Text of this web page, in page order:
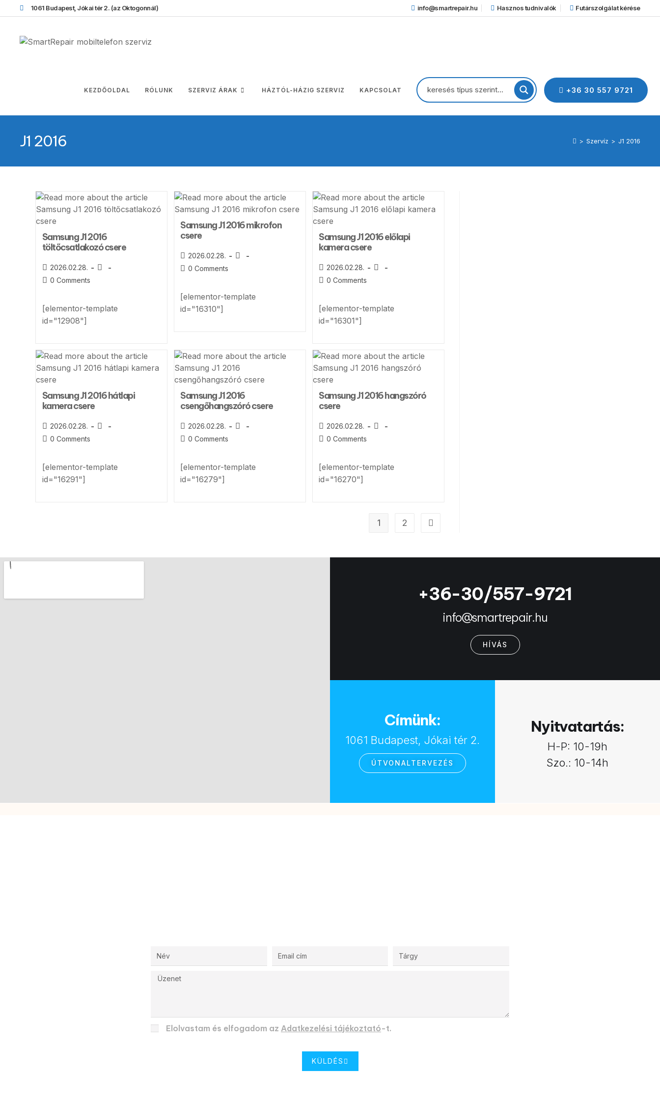
1061 Budapest, Jókai tér 2. (az Oktogonnál) info@smartrepair.hu Hasznos tudnivalók Futárszolgálat kérése
KEZDŐOLDAL RÓLUNK SZERVIZ ÁRAK HÁZTÓL-HÁZIG SZERVIZ KAPCSOLAT +36 30 557 9721
J1 2016 > Szervíz > J1 2016
Samsung J1 2016
töltőcsatlakozó csere
2026.02.28.
0 Comments
[elementor-template
id="12908"]
Samsung J1 2016 mikrofon
csere
2026.02.28.
0 Comments
[elementor-template
id="16310"]
Samsung J1 2016 előlapi
kamera csere
2026.02.28.
0 Comments
[elementor-template
id="16301"]
Samsung J1 2016 hátlapi
kamera csere
2026.02.28.
0 Comments
[elementor-template
id="16291"]
Samsung J1 2016
csengőhangszóró csere
2026.02.28.
0 Comments
[elementor-template
id="16279"]
Samsung J1 2016 hangszóró
csere
2026.02.28.
0 Comments
[elementor-template
id="16270"]
1 2
+36-30/557-9721
info@smartrepair.hu
HÍVÁS
Címünk:
1061 Budapest, Jókai tér 2.
ÚTVONALTERVEZÉS
Nyitvatartás:
H-P: 10-19h
Szo.: 10-14h
Elolvastam és elfogadom az Adatkezelési tájékoztató-t.
KÜLDÉS